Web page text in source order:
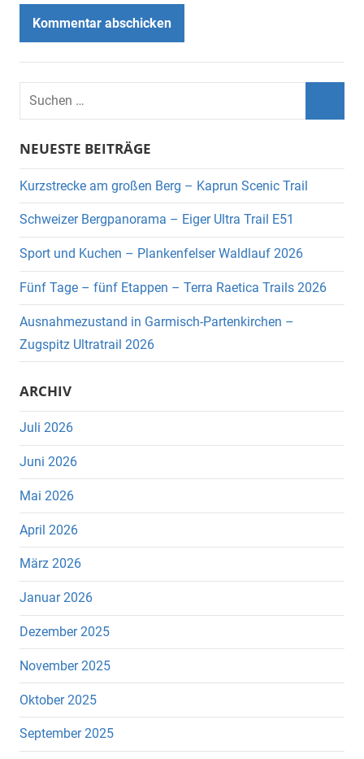
Suchen
nach:
NEUESTE BEITRÄGE
Kurzstrecke am großen Berg – Kaprun Scenic Trail
Schweizer Bergpanorama – Eiger Ultra Trail E51
Sport und Kuchen – Plankenfelser Waldlauf 2026
Fünf Tage – fünf Etappen – Terra Raetica Trails 2026
Ausnahmezustand in Garmisch-Partenkirchen –
Zugspitz Ultratrail 2026
ARCHIV
Juli 2026
Juni 2026
Mai 2026
April 2026
März 2026
Januar 2026
Dezember 2025
November 2025
Oktober 2025
September 2025